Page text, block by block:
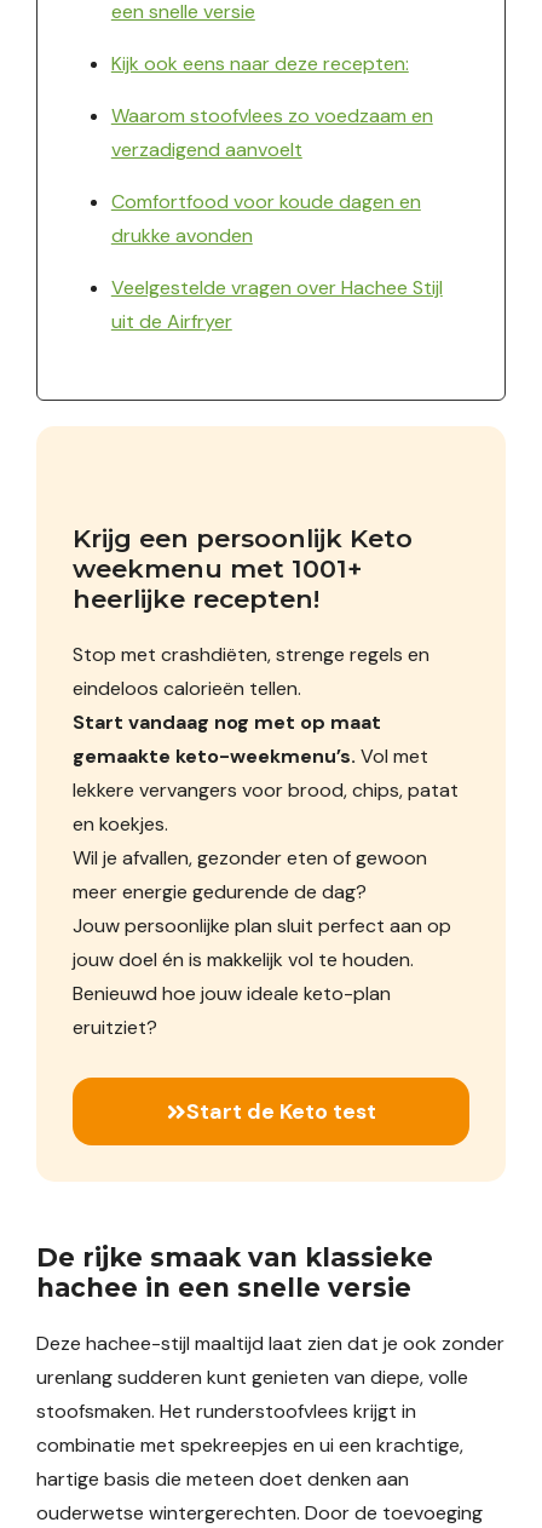
een snelle versie
Kijk ook eens naar deze recepten:
Waarom stoofvlees zo voedzaam en
verzadigend aanvoelt
Comfortfood voor koude dagen en
drukke avonden
Veelgestelde vragen over Hachee Stijl
uit de Airfryer
Krijg een persoonlijk Keto
weekmenu met 1001+
heerlijke recepten!
Stop met crashdiëten, strenge regels en
eindeloos calorieën tellen.
Start vandaag nog met op maat
gemaakte keto-weekmenu’s. Vol met
lekkere vervangers voor brood, chips, patat
en koekjes.
Wil je afvallen, gezonder eten of gewoon
meer energie gedurende de dag?
Jouw persoonlijke plan sluit perfect aan op
jouw doel én is makkelijk vol te houden.
Benieuwd hoe jouw ideale keto-plan
eruitziet?
Start de Keto test
De rijke smaak van klassieke
hachee in een snelle versie
Deze hachee-stijl maaltijd laat zien dat je ook zonder
urenlang sudderen kunt genieten van diepe, volle
stoofsmaken. Het runderstoofvlees krijgt in
combinatie met spekreepjes en ui een krachtige,
hartige basis die meteen doet denken aan
ouderwetse wintergerechten. Door de toevoeging